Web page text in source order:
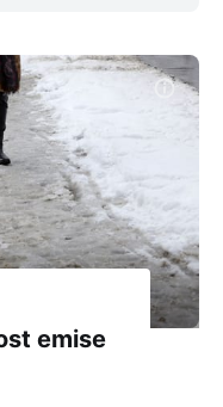
emise